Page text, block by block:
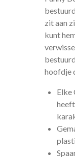
zit aan
kunt
hoofdje
Elke